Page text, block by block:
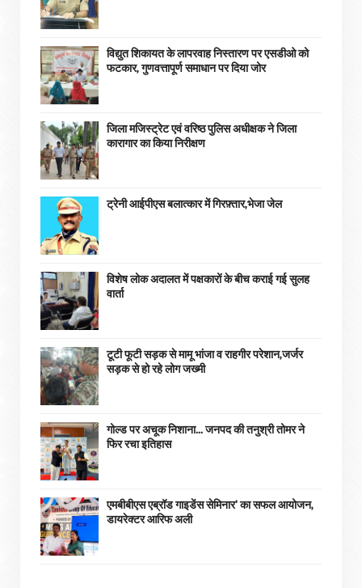
विद्युत शिकायत के लापरवाह निस्तारण पर एसडीओ को
फटकार, गुणवत्तापूर्ण समाधान पर दिया जोर
जिला मजिस्ट्रेट एवं वरिष्ठ पुलिस अधीक्षक ने जिला
कारागार का किया निरीक्षण
ट्रेनी आईपीएस बलात्कार में गिरफ़्तार,भेजा जेल
विशेष लोक अदालत में पक्षकारों के बीच कराई गई सुलह
वार्ता
टूटी फूटी सड़क से मामू भांजा व राहगीर परेशान,जर्जर
सड़क से हो रहे लोग जख्मी
गोल्ड पर अचूक निशाना... जनपद की तनुश्री तोमर ने
फिर रचा इतिहास
एमबीबीएस एब्रॉड गाइडेंस सेमिनार' का सफल आयोजन,
डायरेक्टर आरिफ अली